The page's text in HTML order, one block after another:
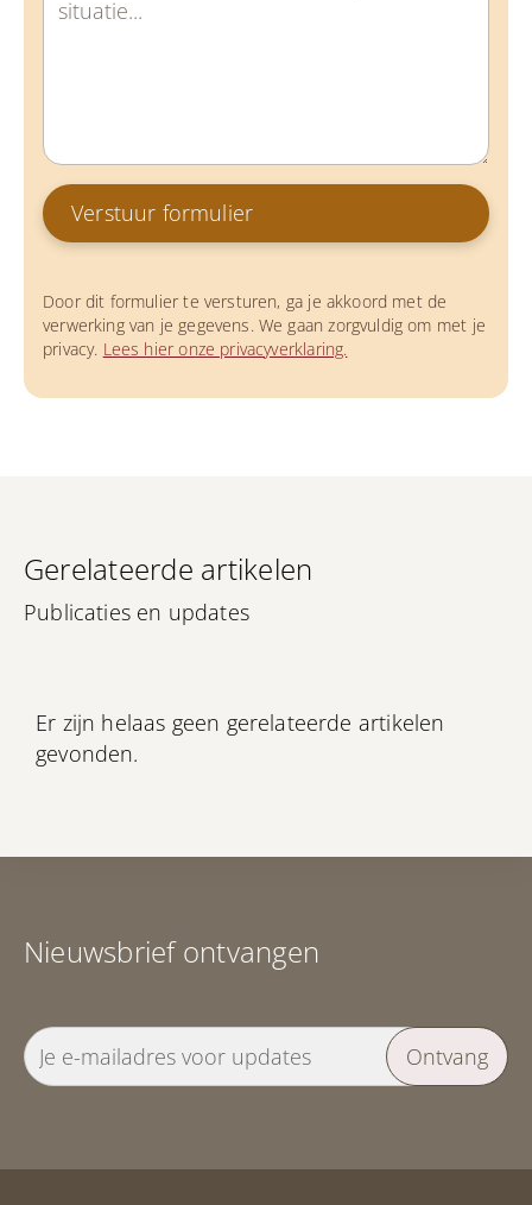
Door dit formulier te versturen, ga je akkoord met de
verwerking van je gegevens. We gaan zorgvuldig om met je
privacy. Lees hier onze privacyverklaring.
Gerelateerde artikelen
Publicaties en updates
Er zijn helaas geen gerelateerde artikelen
gevonden.
Nieuwsbrief ontvangen
Ontvang